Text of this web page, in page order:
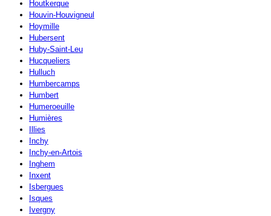
Houtkerque
Houvin-Houvigneul
Hoymille
Hubersent
Huby-Saint-Leu
Hucqueliers
Hulluch
Humbercamps
Humbert
Humeroeuille
Humières
Illies
Inchy
Inchy-en-Artois
Inghem
Inxent
Isbergues
Isques
Ivergny